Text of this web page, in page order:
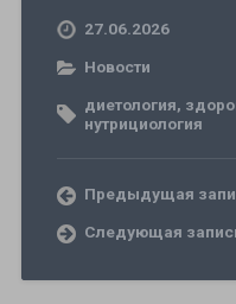
27.06.2026
Новости
диетология,
нутрициология
Предыдущая
Следующая